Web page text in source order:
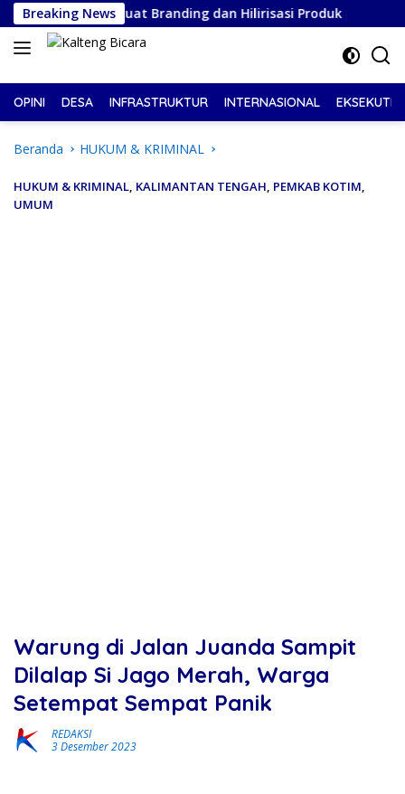
Langsung
ke
konten
Breaking News
Perkuat Branding dan Hilirisasi Produk
OPINI DESA INFRASTRUKTUR INTERNASIONAL EKSEKUTIF
Beranda HUKUM & KRIMINAL
HUKUM & KRIMINAL, KALIMANTAN TENGAH, PEMKAB KOTIM,
UMUM
Warung di Jalan Juanda Sampit
Dilalap Si Jago Merah, Warga
Setempat Sempat Panik
REDAKSI
3 Desember 2023